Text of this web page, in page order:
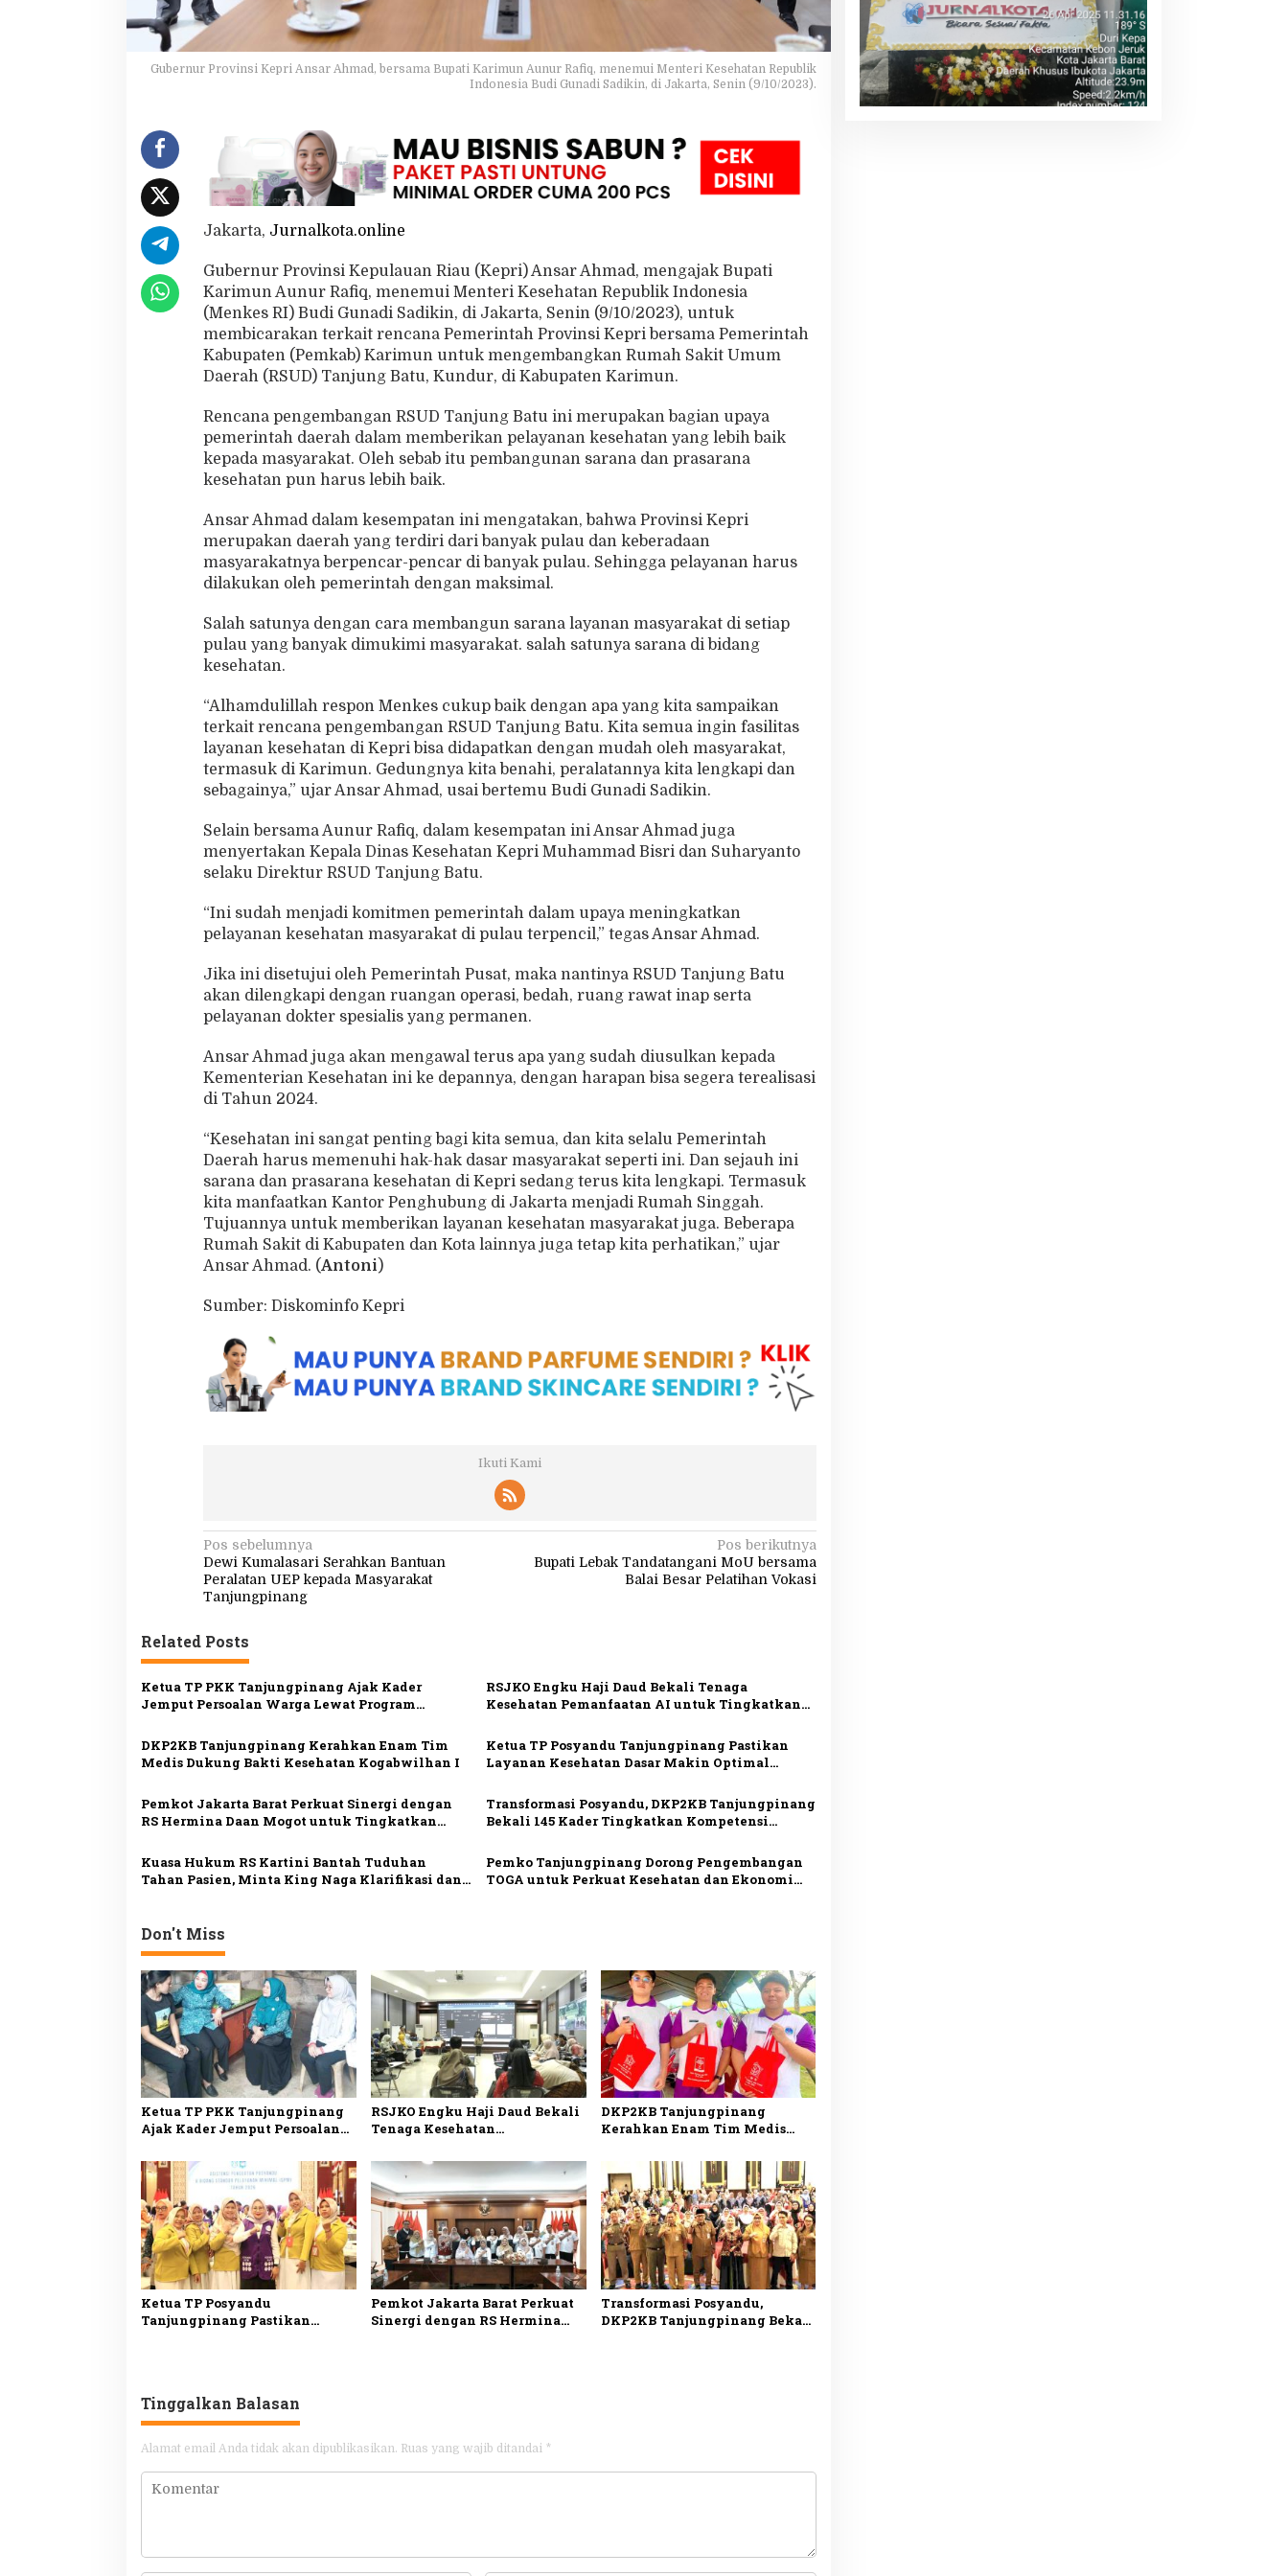
i
M
e
n
R
d
i
J
k
r
t
a
Gubernur Provinsi Kepri Ansar Ahmad, bersama Bupati Karimun Aunur Rafiq, menemui Menteri Kesehatan Republik
Indonesia Budi Gunadi Sadikin, di Jakarta, Senin (9/10/2023).
Jakarta, Jurnalkota.online
Gubernur Provinsi Kepulauan Riau (Kepri) Ansar Ahmad, mengajak Bupati
Karimun Aunur Rafiq, menemui Menteri Kesehatan Republik Indonesia
(Menkes RI) Budi Gunadi Sadikin, di Jakarta, Senin (9/10/2023), untuk
membicarakan terkait rencana Pemerintah Provinsi Kepri bersama Pemerintah
Kabupaten (Pemkab) Karimun untuk mengembangkan Rumah Sakit Umum
Daerah (RSUD) Tanjung Batu, Kundur, di Kabupaten Karimun.
Rencana pengembangan RSUD Tanjung Batu ini merupakan bagian upaya
pemerintah daerah dalam memberikan pelayanan kesehatan yang lebih baik
kepada masyarakat. Oleh sebab itu pembangunan sarana dan prasarana
kesehatan pun harus lebih baik.
Ansar Ahmad dalam kesempatan ini mengatakan, bahwa Provinsi Kepri
merupakan daerah yang terdiri dari banyak pulau dan keberadaan
masyarakatnya berpencar-pencar di banyak pulau. Sehingga pelayanan harus
dilakukan oleh pemerintah dengan maksimal.
Salah satunya dengan cara membangun sarana layanan masyarakat di setiap
pulau yang banyak dimukimi masyarakat. salah satunya sarana di bidang
kesehatan.
“Alhamdulillah respon Menkes cukup baik dengan apa yang kita sampaikan
terkait rencana pengembangan RSUD Tanjung Batu. Kita semua ingin fasilitas
layanan kesehatan di Kepri bisa didapatkan dengan mudah oleh masyarakat,
termasuk di Karimun. Gedungnya kita benahi, peralatannya kita lengkapi dan
sebagainya,” ujar Ansar Ahmad, usai bertemu Budi Gunadi Sadikin.
Selain bersama Aunur Rafiq, dalam kesempatan ini Ansar Ahmad juga
menyertakan Kepala Dinas Kesehatan Kepri Muhammad Bisri dan Suharyanto
selaku Direktur RSUD Tanjung Batu.
“Ini sudah menjadi komitmen pemerintah dalam upaya meningkatkan
pelayanan kesehatan masyarakat di pulau terpencil,” tegas Ansar Ahmad.
Jika ini disetujui oleh Pemerintah Pusat, maka nantinya RSUD Tanjung Batu
akan dilengkapi dengan ruangan operasi, bedah, ruang rawat inap serta
pelayanan dokter spesialis yang permanen.
Ansar Ahmad juga akan mengawal terus apa yang sudah diusulkan kepada
Kementerian Kesehatan ini ke depannya, dengan harapan bisa segera terealisasi
di Tahun 2024.
“Kesehatan ini sangat penting bagi kita semua, dan kita selalu Pemerintah
Daerah harus memenuhi hak-hak dasar masyarakat seperti ini. Dan sejauh ini
sarana dan prasarana kesehatan di Kepri sedang terus kita lengkapi. Termasuk
kita manfaatkan Kantor Penghubung di Jakarta menjadi Rumah Singgah.
Tujuannya untuk memberikan layanan kesehatan masyarakat juga. Beberapa
Rumah Sakit di Kabupaten dan Kota lainnya juga tetap kita perhatikan,” ujar
Ansar Ahmad. (Antoni)
Sumber: Diskominfo Kepri
Ikuti Kami
N
a
v
i
g
a
s
i
p
o
s
Pos sebelumnya
Dewi Kumalasari Serahkan Bantuan
Peralatan UEP kepada Masyarakat
Tanjungpinang
Pos berikutnya
Bupati Lebak Tandatangani MoU bersama
Balai Besar Pelatihan Vokasi
Related Posts
Ketua TP PKK Tanjungpinang Ajak Kader
Jemput Persoalan Warga Lewat Program
RSJKO Engku Haji Daud Bekali Tenaga
Kesehatan Pemanfaatan AI untuk Tingkatkan
DKP2KB Tanjungpinang Kerahkan Enam Tim
Medis Dukung Bakti Kesehatan Kogabwilhan I
Ketua TP Posyandu Tanjungpinang Pastikan
Layanan Kesehatan Dasar Makin Optimal
Pemkot Jakarta Barat Perkuat Sinergi dengan
RS Hermina Daan Mogot untuk Tingkatkan
Transformasi Posyandu, DKP2KB Tanjungpinang
Bekali 145 Kader Tingkatkan Kompetensi
Kuasa Hukum RS Kartini Bantah Tuduhan
Tahan Pasien, Minta King Naga Klarifikasi dan
Pemko Tanjungpinang Dorong Pengembangan
TOGA untuk Perkuat Kesehatan dan Ekonomi
Don't Miss
Ketua TP PKK Tanjungpinang
Ajak Kader Jemput Persoalan
Menyisir
RSJKO Engku Haji Daud Bekali
Tenaga Kesehatan
Tingkatkan Pelayanan Medis
DKP2KB Tanjungpinang
Kerahkan Enam Tim Medis
Kogabwilhan I
Ketua TP Posyandu
Tanjungpinang Pastikan
Pemkot Jakarta Barat Perkuat
Sinergi dengan RS Hermina
Transformasi Posyandu,
DKP2KB Tanjungpinang Bekali
Tinggalkan Balasan
Alamat email Anda tidak akan dipublikasikan. Ruas yang wajib ditandai *